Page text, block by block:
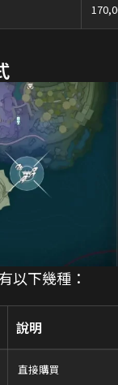
以下幾種：
說明
直接購買